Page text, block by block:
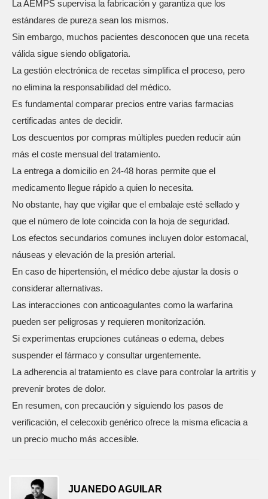
La AEMPS supervisa la fabricación y garantiza que los
estándares de pureza sean los mismos.
Sin embargo, muchos pacientes desconocen que una receta
válida sigue siendo obligatoria.
La gestión electrónica de recetas simplifica el proceso, pero
no elimina la responsabilidad del médico.
Es fundamental comparar precios entre varias farmacias
certificadas antes de decidir.
Los descuentos por compras múltiples pueden reducir aún
más el coste mensual del tratamiento.
La entrega a domicilio en 24‑48 horas permite que el
medicamento llegue rápido a quien lo necesita.
No obstante, hay que vigilar que el embalaje esté sellado y
que el número de lote coincida con la hoja de seguridad.
Los efectos secundarios comunes incluyen dolor estomacal,
náuseas y elevación de la presión arterial.
En caso de hipertensión, el médico debe ajustar la dosis o
considerar alternativas.
Las interacciones con anticoagulantes como la warfarina
pueden ser peligrosas y requieren monitorización.
Si experimentas erupciones cutáneas o edema, debes
suspender el fármaco y consultar urgentemente.
La adherencia al tratamiento es clave para controlar la artritis y
prevenir brotes de dolor.
En resumen, con precaución y siguiendo los pasos de
verificación, el celecoxib genérico ofrece la misma eficacia a
un precio mucho más accesible.
JUANEDO AGUILAR